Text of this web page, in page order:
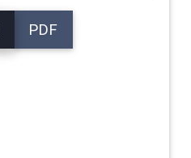
PDF